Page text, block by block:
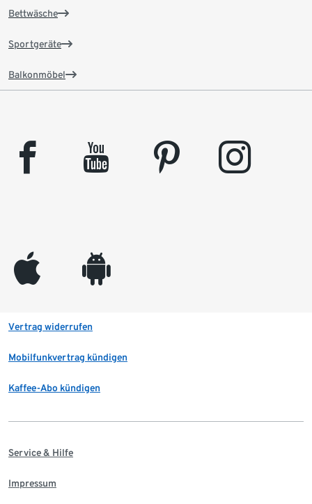
Bettwäsche
Sportgeräte
Balkonmöbel
facebook youtube pinterest instagram
appleinc android
Vertrag widerrufen
Mobilfunkvertrag kündigen
Kaffee-Abo kündigen
Service & Hilfe
Impressum